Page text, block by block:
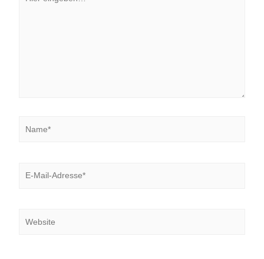
eingeben…
Mail-